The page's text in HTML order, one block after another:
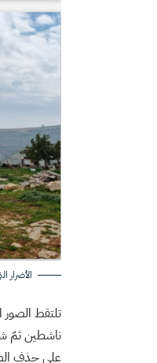
تلتقط الصور
ناشطين ثمّ
على حذف